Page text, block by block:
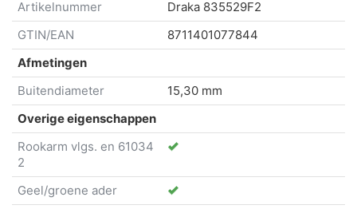
Artikelnummer
Draka 835529F2
GTIN/EAN
8711401077844
Afmetingen
Buitendiameter
15,30 mm
Overige eigenschappen
Rookarm vlgs. en 61034
2
Geel/groene ader